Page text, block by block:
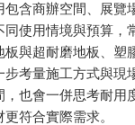
包含商辦空間、展覽
同使用情境與預算，
板與超耐磨地板、塑
步考量施工方式與現
，也會一併思考耐用
符合實際需求。